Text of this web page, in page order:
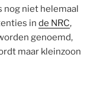
nog niet helemaal
in de NRC,
genoemd,
maar kleinzoon